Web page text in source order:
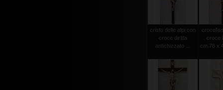
cristo delle alpi con
croce diritta
antichizzato ...
croce
cm.78 x